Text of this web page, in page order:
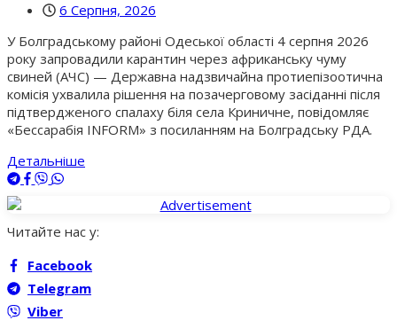
6 Серпня, 2026
У Болградському районі Одеської області 4 серпня 2026
року запровадили карантин через африканську чуму
свиней (АЧС) — Державна надзвичайна протиепізоотична
комісія ухвалила рішення на позачерговому засіданні після
підтвердженого спалаху біля села Криничне, повідомляє
«Бессарабія INFORM» з посиланням на Болградську РДА.
Детальніше
Читайте нас у:
Facebook
Telegram
Viber